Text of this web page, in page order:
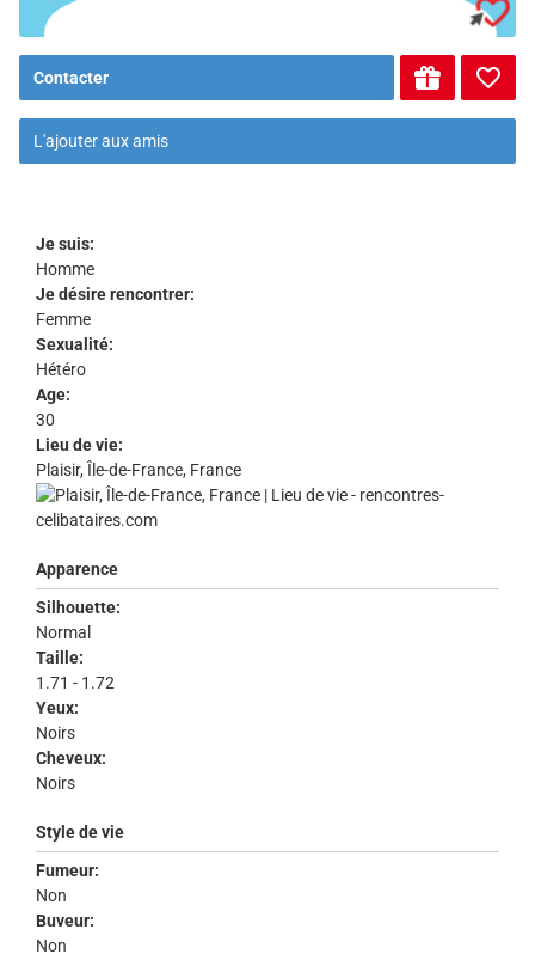
Contacter
L'ajouter aux amis
Je suis:
Homme
Je désire rencontrer:
Femme
Sexualité:
Hétéro
Age:
30
Lieu de vie:
Plaisir, Île-de-France, France
Apparence
Silhouette:
Normal
Taille:
1.71 - 1.72
Yeux:
Noirs
Cheveux:
Noirs
Style de vie
Fumeur:
Non
Buveur:
Non